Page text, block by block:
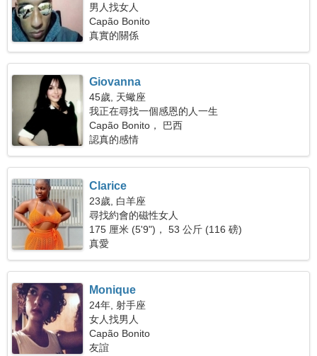
男人找女人
Capão Bonito
真實的關係
Giovanna
45歲, 天蠍座
我正在尋找一個感恩的人一生
Capão Bonito， 巴西
認真的感情
Clarice
23歲, 白羊座
尋找約會的磁性女人
175 厘米 (5'9")， 53 公斤 (116 磅)
真愛
Monique
24年, 射手座
女人找男人
Capão Bonito
友誼